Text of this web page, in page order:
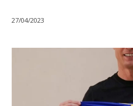
27/04/2023